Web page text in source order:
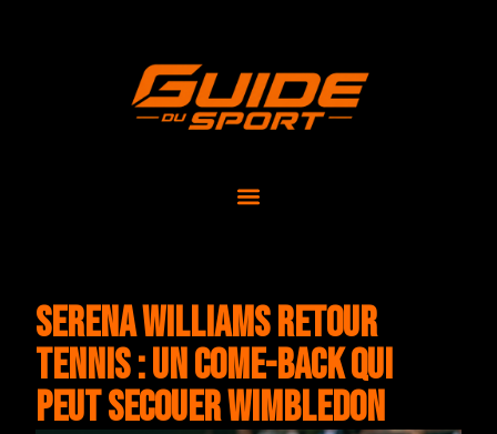
Serena Williams retour
tennis : un come-back qui
peut secouer Wimbledon